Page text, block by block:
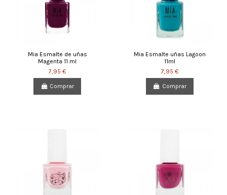
Mia Esmalte de uñas
Magenta 11 ml
7,95 €
Comprar
Mia Esmalte uñas Lagoon
11ml
7,95 €
Comprar